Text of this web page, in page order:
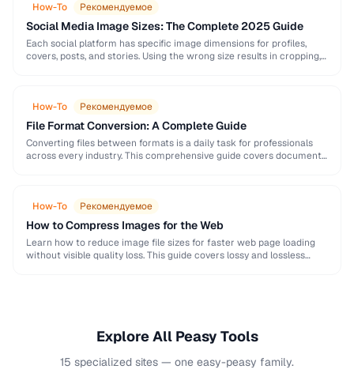
How-To Рекомендуемое
Social Media Image Sizes: The Complete 2025 Guide
Each social platform has specific image dimensions for profiles,
covers, posts, and stories. Using the wrong size results in cropping,
How-To Рекомендуемое
File Format Conversion: A Complete Guide
Converting files between formats is a daily task for professionals
across every industry. This comprehensive guide covers document,
How-To Рекомендуемое
How to Compress Images for the Web
Learn how to reduce image file sizes for faster web page loading
without visible quality loss. This guide covers lossy and lossless
Explore All Peasy Tools
15 specialized sites — one easy-peasy family.